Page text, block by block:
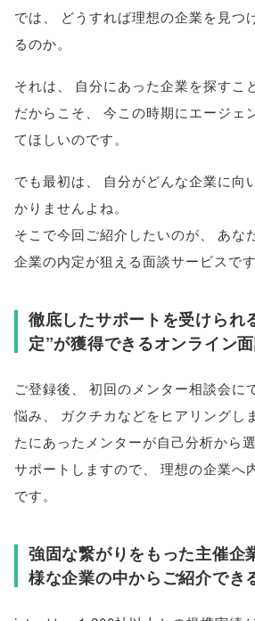
では
どうすれば理想の企業を見つ
るのか。
それは 自分にあった企業を探すこ
だからこそ
今この時期にエージェ
てほしいのです。
でも最初は
自分がどんな企業に向
かりませんよね。
そこで今回ご紹介したいのが
あな
企業の内定が狙える面談サービスです
徹底したサポートを受けられ
定”が獲得できるオンライン
ご登録後
初回のメンター相談会に
悩み
ガクチカなどをヒアリングし
たにあったメンターが自己分析から
サポートしますので
理想の企業へ
です。
強固な繋がりをもった主催企
様な企業の中からご紹介でき